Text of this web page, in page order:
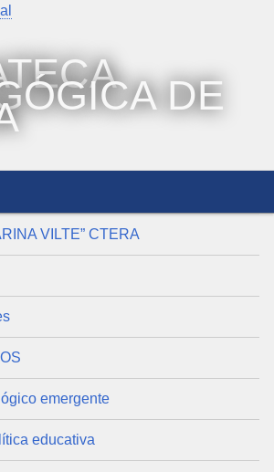
DE
VILTE” CTERA
emergente
educativa